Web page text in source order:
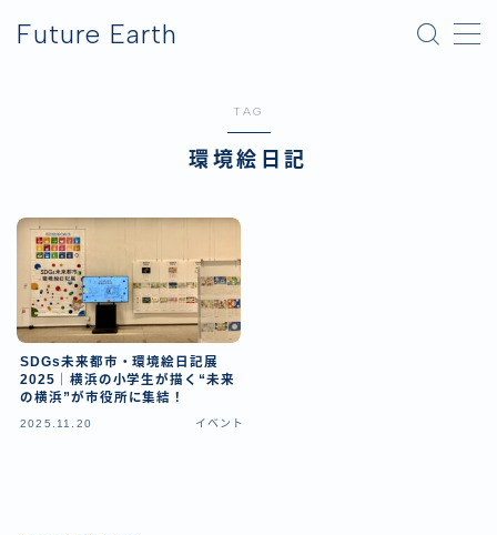
Future Earth
横浜グリーンエクスポ
TAG
環境絵日記
SDGs未来都市・環境絵日記展
2025｜横浜の小学生が描く“未来
の横浜”が市役所に集結！
2025.11.20 イベント